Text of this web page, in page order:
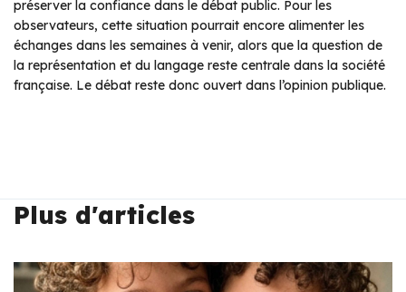
préserver la confiance dans le débat public. Pour les
observateurs, cette situation pourrait encore alimenter les
échanges dans les semaines à venir, alors que la question de
la représentation et du langage reste centrale dans la société
française. Le débat reste donc ouvert dans l’opinion publique.
Plus d'articles